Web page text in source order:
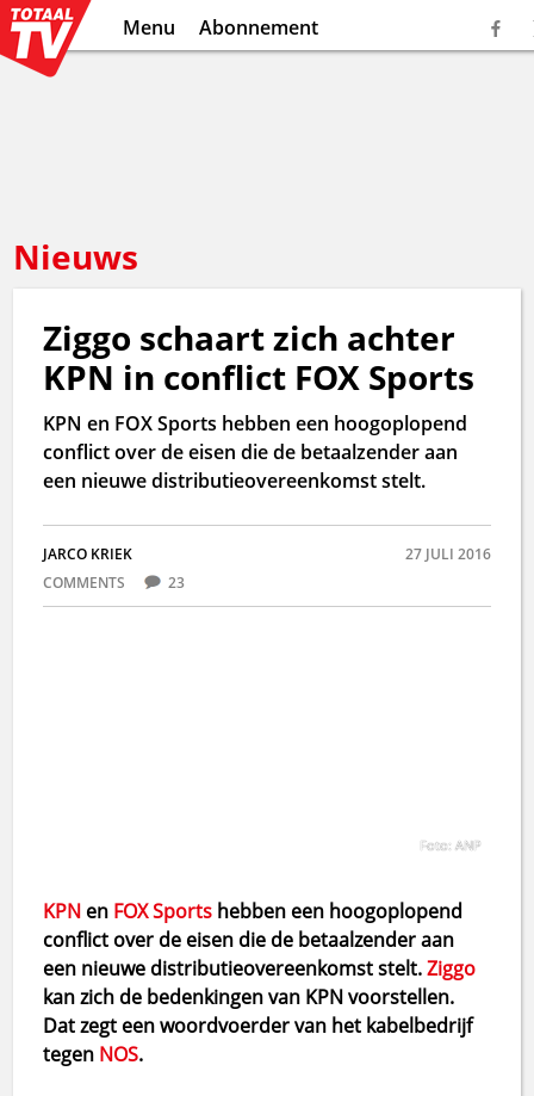
Menu Abonnement
Nieuws
Ziggo schaart zich achter
KPN in conflict FOX Sports
KPN en FOX Sports hebben een hoogoplopend
conflict over de eisen die de betaalzender aan
een nieuwe distributieovereenkomst stelt.
JARCO KRIEK
27 JULI 2016
COMMENTS
23
Foto: ANP
KPN en FOX Sports hebben een hoogoplopend
conflict over de eisen die de betaalzender aan
een nieuwe distributieovereenkomst stelt.Ziggo
kan zich de bedenkingen van KPN voorstellen.
Dat zegt een woordvoerder van het kabelbedrijf
tegen NOS.